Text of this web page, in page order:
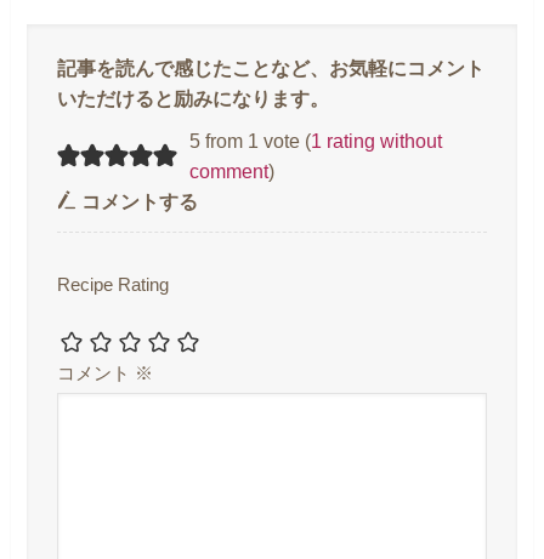
5 from 1 vote (1 rating without
comment)
コメントする
Recipe Rating
コメント ※